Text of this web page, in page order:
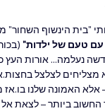
"בית הינשוף השחור"
טעם של ילדות"
נעלמה... אורות העץ
מצליחים לצלצל
האמונה שלנו בו.אז
ביותר – לצאת